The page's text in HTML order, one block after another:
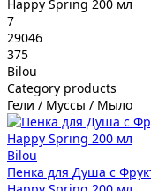
Happy Spring 200 мл
7
29046
375
Bilou
Category products
Гели / Муссы / Мыло
Bilou
Пенка для Душа с